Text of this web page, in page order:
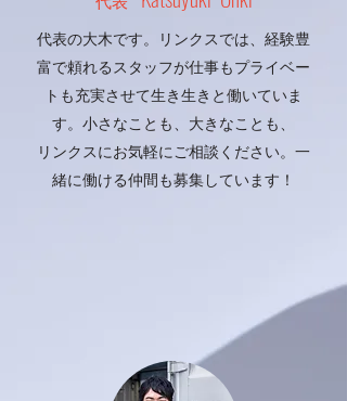
代表の大木です。リンクスでは、経験豊
富で頼れるスタッフが仕事もプライベー
トも充実させて生き生きと働いていま
す。小さなことも、大きなことも、
リンクスにお気軽にご相談ください。一
緒に働ける仲間も募集しています！